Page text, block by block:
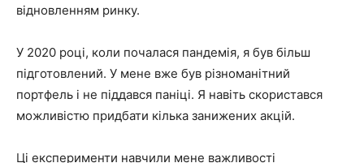
відновленням ринку.
У 2020 році, коли почалася пандемія, я був більш
підготовлений. У мене вже був різноманітний
портфель і не піддався паніці. Я навіть скористався
можливістю придбати кілька занижених акцій.
Ці експерименти навчили мене важливості